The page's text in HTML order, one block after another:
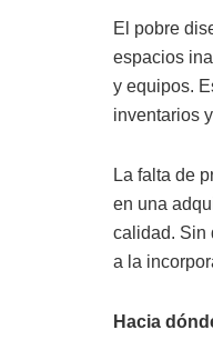
El pobre
espacios
y equipos.
inventarios
La falta de
en una
calidad. Sin
a la
Hacia